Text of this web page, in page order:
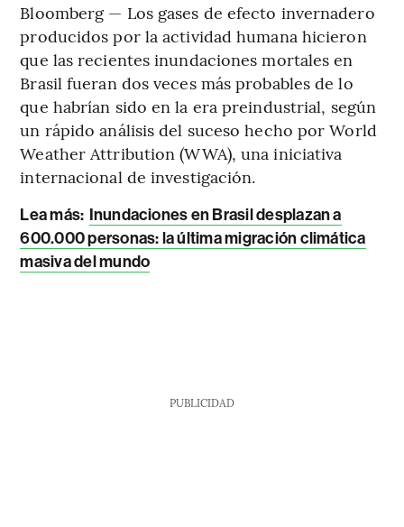
Bloomberg — Los gases de efecto invernadero
producidos por la actividad humana hicieron
que las recientes inundaciones mortales en
Brasil fueran dos veces más probables de lo
que habrían sido en la era preindustrial, según
un rápido análisis del suceso hecho por World
Weather Attribution (WWA), una iniciativa
internacional de investigación.
Lea más: Inundaciones en Brasil desplazan a
600.000 personas: la última migración climática
masiva del mundo
PUBLICIDAD